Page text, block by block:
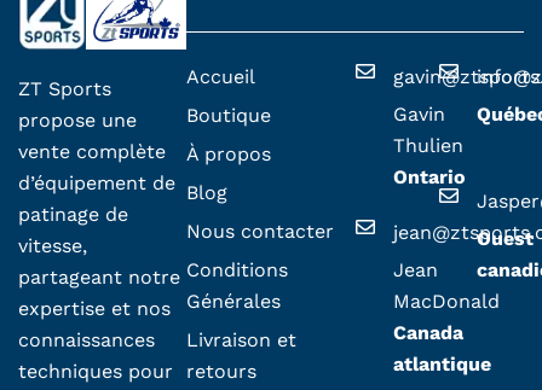
ZT Sports
propose une
vente complète
d’équipement de
patinage de
vitesse,
partageant notre
expertise et nos
connaissances
techniques pour
Accueil
Boutique
À propos
Blog
Nous contacter
Conditions
Générales
Livraison et
retours
Gavin
Thulien
Ontario
Jean
MacDonald
Canada
atlantique
Ouest